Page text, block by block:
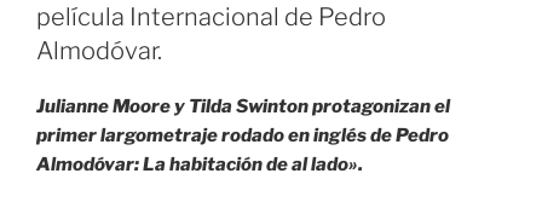
película Internacional de Pedro
Almodóvar.
Julianne Moore y Tilda Swinton protagonizan el
primer largometraje rodado en inglés de Pedro
Almodóvar: La habitación de al lado».